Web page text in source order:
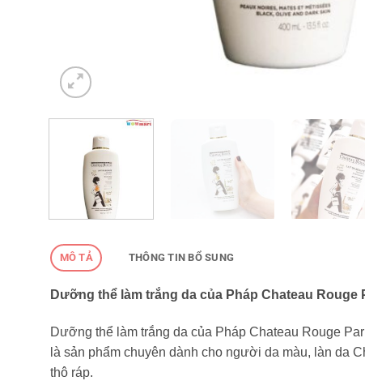
MÔ TẢ THÔNG TIN BỔ SUNG
Dưỡng thể làm trắng da của Pháp Chateau Rouge
Dưỡng thể làm trắng da của Pháp Chateau Rouge
là sản phẩm chuyên dành cho người da màu, làn da
thô ráp.